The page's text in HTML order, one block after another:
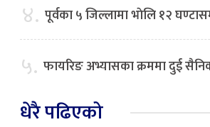
४. पूर्वका ५ जिल्लामा भाेलि १२
५. फायरिङ अभ्यासका क्रममा दुई
धेरै पढिएको